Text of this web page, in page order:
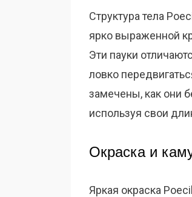
Структура тела
ярко выраженной
Эти пауки
ловко
замечены, как они
используя свои
Окраска и
Яркая окраска